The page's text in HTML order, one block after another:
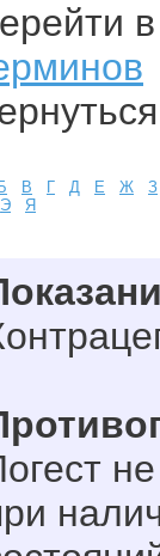
Б В Г Д Е Ж
З
Э Я